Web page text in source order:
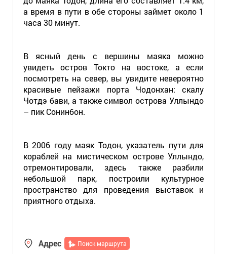
а время в пути в обе стороны займет около 1
часа 30 минут.
В ясный день с вершины маяка можно
увидеть остров Токто на востоке, а если
посмотреть на север, вы увидите невероятно
красивые пейзажи порта Чодонхан: скалу
Чотдэ бави, а также символ острова Уллындо
– пик Сонинбон.
В 2006 году маяк Тодон, указатель пути для
кораблей на мистическом острове Уллындо,
отремонтировали, здесь также разбили
небольшой парк, построили культурное
пространство для проведения выставок и
приятного отдыха.
Адрес Поиск маршрута